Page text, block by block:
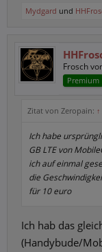
Mydgard und
Frosch
Premium
Zitat von Zeropain: ↑
Ich habe
GB LTE von
ich auf einmal
die
für 10 euro
Ich hab das
(Handybude/